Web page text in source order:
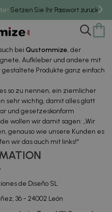
Setzen Sie Ihr Passwort zurück,um
bei Qustommize, der
Aufkleber und andere mit
gestaltete Produkte ganz einfach
so zu nennen, ein ziemlicher
sehr wichtig, damit alles glatt
und gesetzeskonform
wollen wir damit sagen: „Wir
genauso wie unsere Kunden es
wir das auch mit links!“
de Diseño SL
36 - 24002 León